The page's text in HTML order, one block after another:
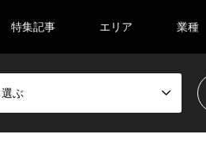
特集記事 エリア 業種
ぶ